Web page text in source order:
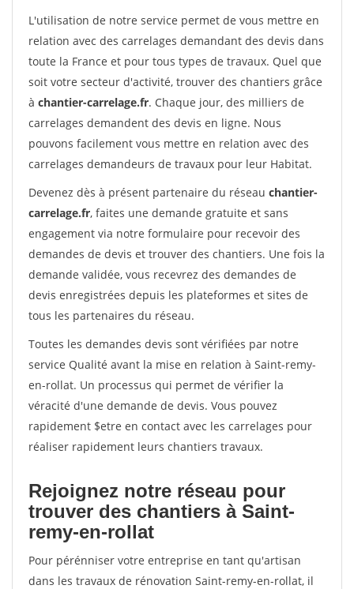
L'utilisation de notre service permet de vous mettre en
relation avec des carrelages demandant des devis dans
toute la France et pour tous types de travaux. Quel que
soit votre secteur d'activité, trouver des chantiers grâce
à chantier-carrelage.fr. Chaque jour, des milliers de
carrelages demandent des devis en ligne. Nous
pouvons facilement vous mettre en relation avec des
carrelages demandeurs de travaux pour leur Habitat.
Devenez dès à présent partenaire du réseau chantier-
carrelage.fr, faites une demande gratuite et sans
engagement via notre formulaire pour recevoir des
demandes de devis et trouver des chantiers. Une fois la
demande validée, vous recevrez des demandes de
devis enregistrées depuis les plateformes et sites de
tous les partenaires du réseau.
Toutes les demandes devis sont vérifiées par notre
service Qualité avant la mise en relation à Saint-remy-
en-rollat. Un processus qui permet de vérifier la
véracité d'une demande de devis. Vous pouvez
rapidement $etre en contact avec les carrelages pour
réaliser rapidement leurs chantiers travaux.
Rejoignez notre réseau pour
trouver des chantiers à Saint-
remy-en-rollat
Pour pérénniser votre entreprise en tant qu'artisan
dans les travaux de rénovation Saint-remy-en-rollat, il